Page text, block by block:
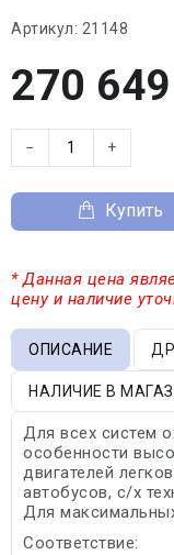
Артикул: 21148
270 649
− +
Купить
* Данная цена
цену и наличие
ОПИСАНИЕ
НАЛИЧИЕ В
Для всех систем
особенности
двигателей
автобусов, с/х
Для
Соответствие: